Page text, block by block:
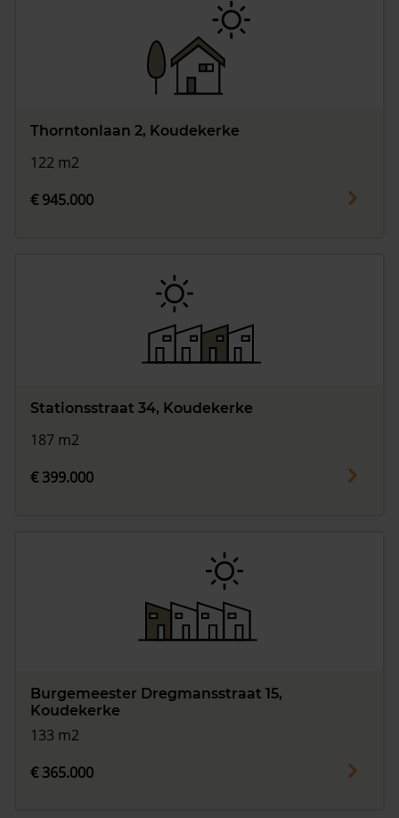
Thorntonlaan 2, Koudekerke
122 m2
€ 945.000
Stationsstraat 34, Koudekerke
187 m2
€ 399.000
Burgemeester Dregmansstraat 15,
Koudekerke
133 m2
€ 365.000